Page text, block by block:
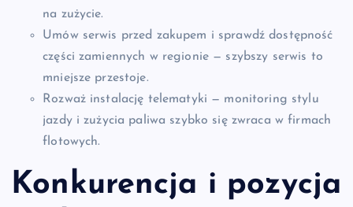
na zużycie.
Umów serwis przed zakupem i sprawdź dostępność
części zamiennych w regionie — szybszy serwis to
mniejsze przestoje.
Rozważ instalację telematyki — monitoring stylu
jazdy i zużycia paliwa szybko się zwraca w firmach
flotowych.
Konkurencja i pozycja